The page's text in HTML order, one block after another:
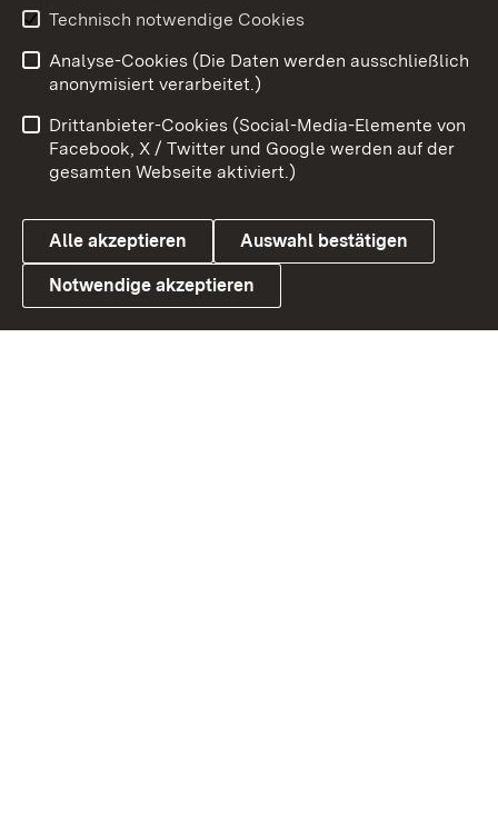
Link zum Landesportal
Impressum
Kontakt
Barrierefreiheit
Datenschutz
Cookies
Technisch notwendige Cookies
Analyse-Cookies (Die Daten werden ausschließlich
anonymisiert verarbeitet.)
Drittanbieter-Cookies (Social-Media-Elemente von
Facebook, X / Twitter und Google werden auf der
gesamten Webseite aktiviert.)
Alle akzeptieren Auswahl bestätigen
Notwendige akzeptieren